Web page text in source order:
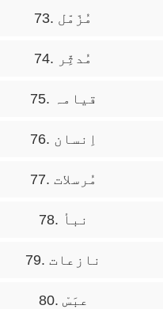
73. مُزّمّل
74. مُدثِّر
75. قیامہ
76. اِنسان
77. مُرسلات
78. نبأ
79. نازعات
80. عبَسْ